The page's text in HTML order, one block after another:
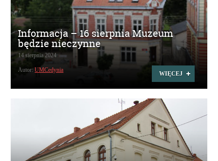
Informacja – 16 sierpnia Muzeum
będzie nieczynne
14 sierpnia 2024
WIĘCEJ
Autor:UMCedynia